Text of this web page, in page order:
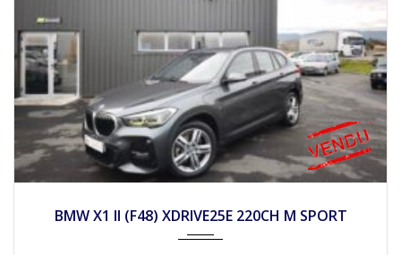
BMW X1 II (F48) XDRIVE25E 220CH M SPORT